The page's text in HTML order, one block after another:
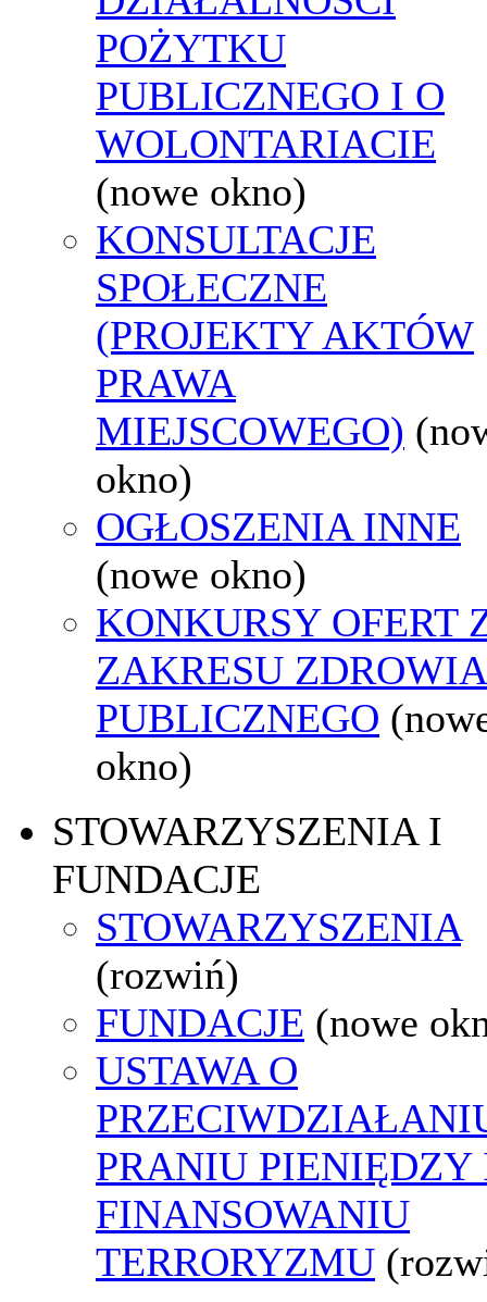
POŻYTKU
PUBLICZNEGO I O
WOLONTARIACIE
(nowe okno)
KONSULTACJE
SPOŁECZNE
(PROJEKTY AKTÓW
PRAWA
MIEJSCOWEGO)
okno)
OGŁOSZENIA INNE
(nowe okno)
KONKURSY OFERT
ZAKRESU ZDROWIA
PUBLICZNEGO
okno)
STOWARZYSZENIA I
FUNDACJE
STOWARZYSZENIA
(rozwiń)
FUNDACJE (nowe
USTAWA O
PRANIU PIENIĘDZY
FINANSOWANIU
TERRORYZMU